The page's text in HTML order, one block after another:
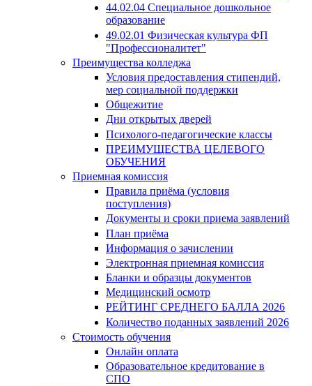
44.02.04 Специальное дошкольное
образование
49.02.01 Физическая культура ФП
"Профессионалитет"
Преимущества колледжа
Условия предоставления стипендий,
мер социальной поддержки
Общежитие
Дни открытых дверей
Психолого-педагогические классы
ПРЕИМУЩЕСТВА ЦЕЛЕВОГО
ОБУЧЕНИЯ
Приемная комиссия
Правила приёма (условия
поступления)
Документы и сроки приема заявлений
План приёма
Информация о зачислении
Электронная приемная комиссия
Бланки и образцы документов
Медицинский осмотр
РЕЙТИНГ СРЕДНЕГО БАЛЛА 2026
Количество поданных заявлений 2026
Стоимость обучения
Онлайн оплата
Образовательное кредитование в
СПО